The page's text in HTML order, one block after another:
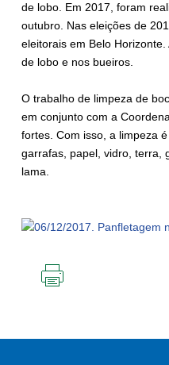
de lobo. Em 2017, foram
outubro. Nas eleições de
eleitorais em Belo
de lobo e nos bueiros.
O trabalho de limpeza de
em conjunto com a
fortes. Com isso, a limpeza
garrafas, papel, vidro, terra,
lama.